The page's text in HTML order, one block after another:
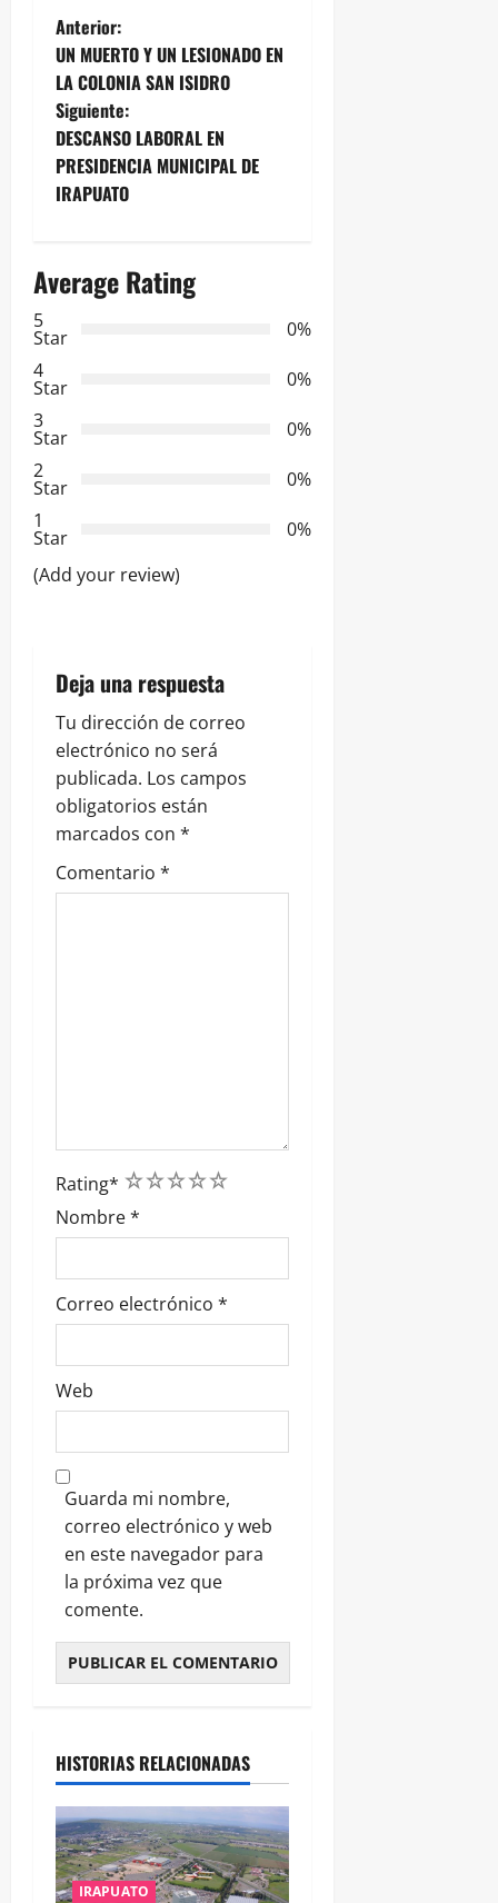
N
a
v
e
a
ó
n
d
e
e
t
r
a
d
a
Anterior:
UN MUERTO Y UN LESIONADO EN
LA COLONIA SAN ISIDRO
Siguiente:
DESCANSO LABORAL EN
PRESIDENCIA MUNICIPAL DE
IRAPUATO
Average Rating
5
Star
0%
4
Star
0%
3
Star
0%
2
Star
0%
1
Star
0%
(Add your review)
Deja una respuesta
Tu dirección de correo
electrónico no será
publicada. Los campos
obligatorios están
marcados con *
Comentario *
Rating* 5
4
3
2
1
Nombre*
Correo electrónico *
Web
Guarda mi nombre,
correo electrónico y web
en este navegador para
la próxima vez que
comente.
HISTORIAS RELACIONADAS
IRAPUATO